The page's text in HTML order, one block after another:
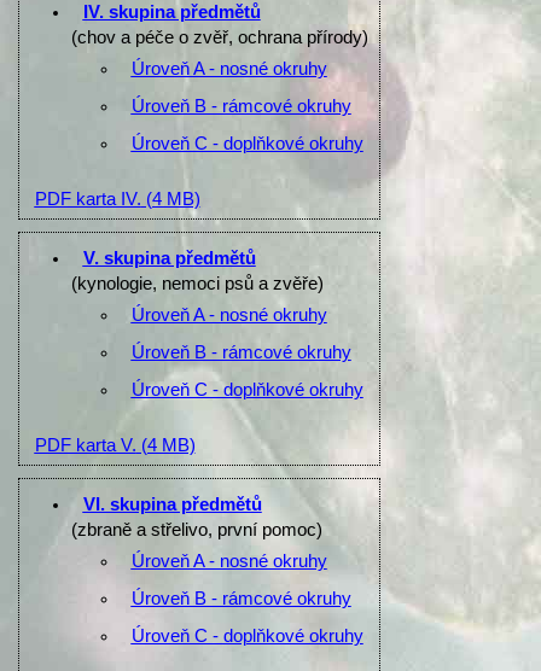
IV. skupina předmětů
(chov a péče o zvěř, ochrana přírody)
Úroveň A - nosné okruhy
Úroveň B - rámcové okruhy
Úroveň C - doplňkové okruhy
PDF karta IV. (4 MB)
V. skupina předmětů
(kynologie, nemoci psů a zvěře)
Úroveň A - nosné okruhy
Úroveň B - rámcové okruhy
Úroveň C - doplňkové okruhy
PDF karta V. (4 MB)
VI. skupina předmětů
(zbraně a střelivo, první pomoc)
Úroveň A - nosné okruhy
Úroveň B - rámcové okruhy
Úroveň C - doplňkové okruhy